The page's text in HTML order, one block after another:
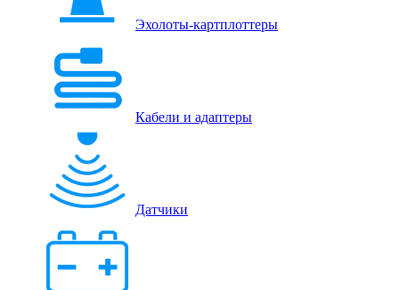
Эхолоты-картплоттеры
Кабели и адаптеры
Датчики